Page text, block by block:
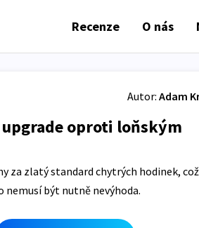
Recenze O nás
Autor: Adam
upgrade oproti loňským
za zlatý standard chytrých hodinek,
nemusí být nutně nevýhoda.